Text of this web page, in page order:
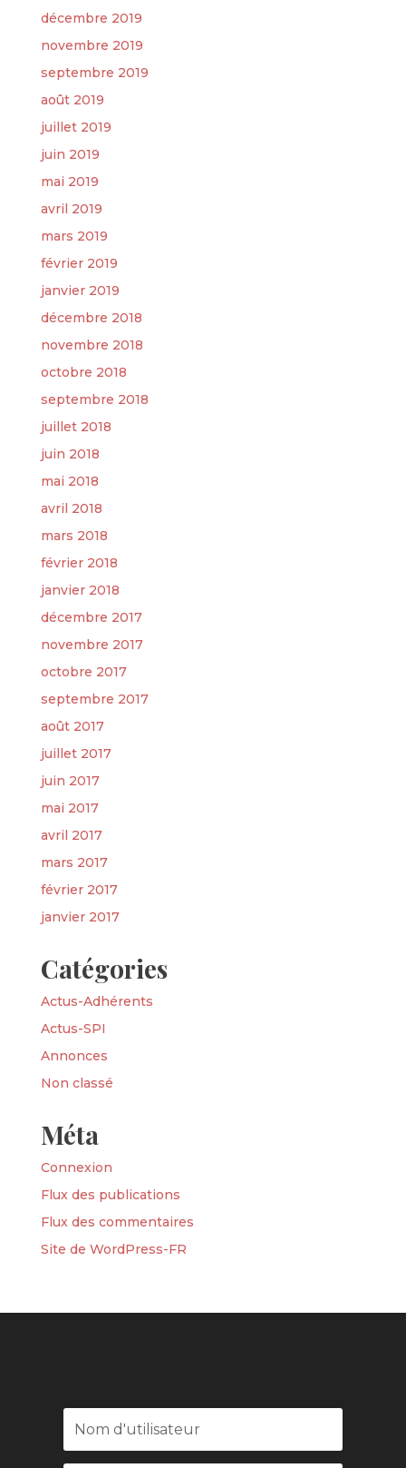
décembre 2019
novembre 2019
septembre 2019
août 2019
juillet 2019
juin 2019
mai 2019
avril 2019
mars 2019
février 2019
janvier 2019
décembre 2018
novembre 2018
octobre 2018
septembre 2018
juillet 2018
juin 2018
mai 2018
avril 2018
mars 2018
février 2018
janvier 2018
décembre 2017
novembre 2017
octobre 2017
septembre 2017
août 2017
juillet 2017
juin 2017
mai 2017
avril 2017
mars 2017
février 2017
janvier 2017
Catégories
Actus-Adhérents
Actus-SPI
Annonces
Non classé
Méta
Connexion
Flux des publications
Flux des commentaires
Site de WordPress-FR